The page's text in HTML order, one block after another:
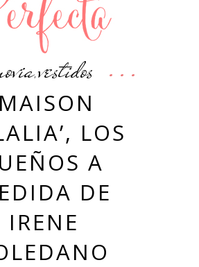
,vestidos
LOS
A
DE
IRENE